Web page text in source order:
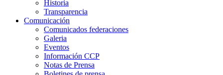
Historia
Transparencia
Comunicación
Comunicados federaciones
Galeria
Eventos
Información CCP
Notas de Prensa